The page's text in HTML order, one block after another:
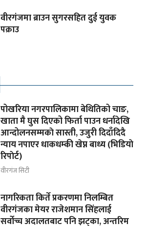
वीरगंजमा ब्राउन सुगरसहित दुई युवक
पक्राउ
पोखरिया नगरपालिकामा बेथितिको चाङ,
खाता मै घुस दिएको फिर्ता पाउन धर्नादेखि
आन्दोलनसम्मकाे सास्ती, उजुरी दिदाँदिदै
न्याय नपाएर धाकधम्की खेप्न बाध्य (भिडियाे
रिपाेर्ट)
वीरगंज सिटी
नागरिकता किर्ते प्रकरणमा निलम्बित
वीरगंजका मेयर राजेशमान सिंहलाई
सर्वोच्च अदालतबाट पनि झट्का, अन्तरिम